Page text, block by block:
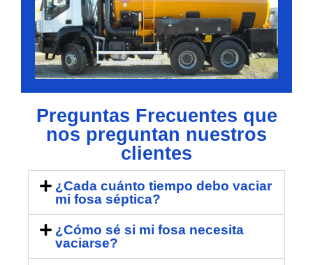
Preguntas Frecuentes que
nos preguntan nuestros
clientes
¿Cada cuánto tiempo debo vaciar
mi fosa séptica?
¿Cómo sé si mi fosa necesita
vaciarse?